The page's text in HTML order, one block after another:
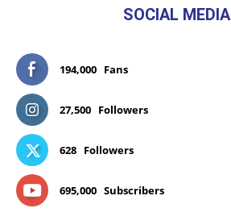
SOCIAL MEDIA
194,000 Fans
27,500 Followers
628 Followers
695,000 Subscribers